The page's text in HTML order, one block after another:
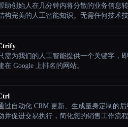
助创始人在几分钟内将分散的业务信息
构完美的人工智能知识。无需任何技术
确输出，所需的迭代次数减少 3-5 倍，每
可节省 12 个小时。兼容 ChatGPT、
他主要的人工智能助手。
需为我们的人工智能提供一个关键字，
在 Google 上排名的网站。
过自动化 CRM 更新、生成量身定制的后
并促进交易执行，简化您的销售工作流